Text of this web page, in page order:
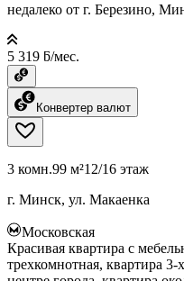
недалеко от г. Березино,
5 319 ƃ/мес.
Конвертер валют
3 комн.99 м²12/16 этаж
г. Минск, ул. Макаенка
Московская
Красивая квартира с
трехкомнотная, квартира